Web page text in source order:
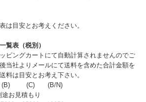
は目安とお考えください。
覧表（税別）
ピングカートにて自動計算されませんのでご
当社よりメールにて送料を含めた合計金額を
料は目安とお考え下さい。
(B) (C)
(B/N)
途お見積もり